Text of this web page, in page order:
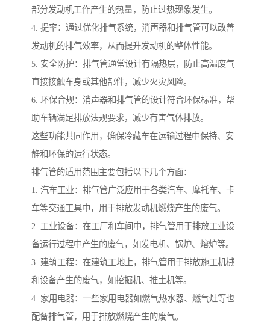
部分发动机工作产生的热量，防止过热现象发生。
4. 提率：通过优化排气系统，消声器和排气管可以改善
发动机的排气效率，从而提升发动机的整体性能。
5. 安全防护：排气管通常设计有隔热层，防止高温废气
直接接触车身或其他部件，减少火灾风险。
6. 环保合规：消声器和排气管的设计符合环保标准，帮
助车辆满足排放法规要求，减少有害气体排放。
这些功能共同作用，确保冷藏车在运输过程中保持、安
静和环保的运行状态。
排气管的适用范围主要包括以下几个方面：
1. 汽车工业：排气管广泛应用于各类汽车、摩托车、卡
车等交通工具中，用于排放发动机燃烧产生的废气。
2. 工业设备：在工厂和车间中，排气管用于排放工业设
备运行过程中产生的废气，如发电机、锅炉、熔炉等。
3. 建筑工程：在建筑工地上，排气管用于排放施工机械
和设备产生的废气，如挖掘机、推土机等。
4. 家用电器：一些家用电器如燃气热水器、燃气灶等也
配备排气管，用于排放燃烧产生的废气。